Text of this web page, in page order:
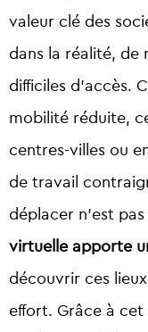
valeur clé des
dans la réalité, de
difficiles d’accès.
mobilité réduite,
centres-villes ou
de travail
déplacer n’est
virtuelle apporte
découvrir ces
effort. Grâce à